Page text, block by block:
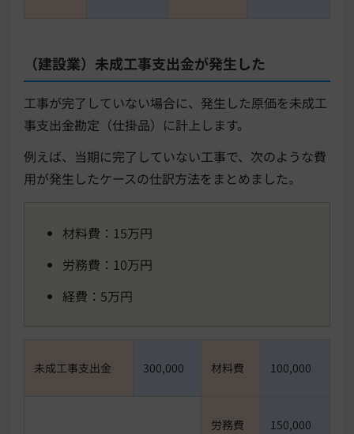
（建設業）未成工事支出金が発生した
工事が完了していない場合に、発生した原価を未成工
事支出金勘定（仕掛品）に計上します。
例えば、当期に完了していない工事で、次のような費
用が発生したケースの仕訳方法をまとめました。
材料費：15万円
労務費：10万円
経費：5万円
未成工事支出金 300,000 材料費 100,000
労務費 150,000